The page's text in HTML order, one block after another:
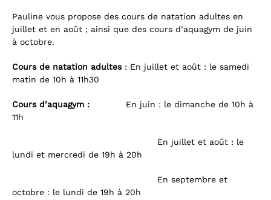
Pauline vous propose des cours de natation adultes en
juillet et en août ; ainsi que des cours d’aquagym de juin
à octobre.
Cours de natation adultes: En juillet et août : le samedi
matin de 10h à 11h30
Cours d’aquagym : En juin : le dimanche de 10h à
11h
En juillet et août : le
lundi et mercredi de 19h à 20h
En septembre et
octobre : le lundi de 19h à 20h